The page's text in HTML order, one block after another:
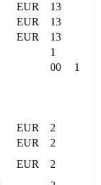
EUR
13
EUR
13
EUR
13
1
00 1
EUR
2
EUR
2
EUR
2